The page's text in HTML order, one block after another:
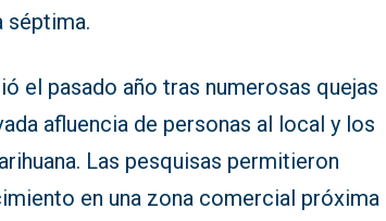
séptima.
el pasado año tras numerosas quejas
afluencia de personas al local y los
Las pesquisas permitieron
en una zona comercial próxima